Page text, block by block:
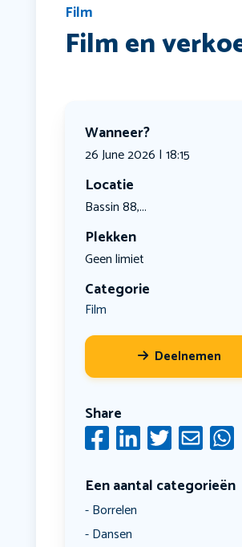
Film
Film en
Wanneer?
26 June 2026 | 18:15
Locatie
Bassin 88,...
Plekken
Geen limiet
Categorie
Film
Deelnemen
Share
Een aantal categorieën
Borrelen
Dansen